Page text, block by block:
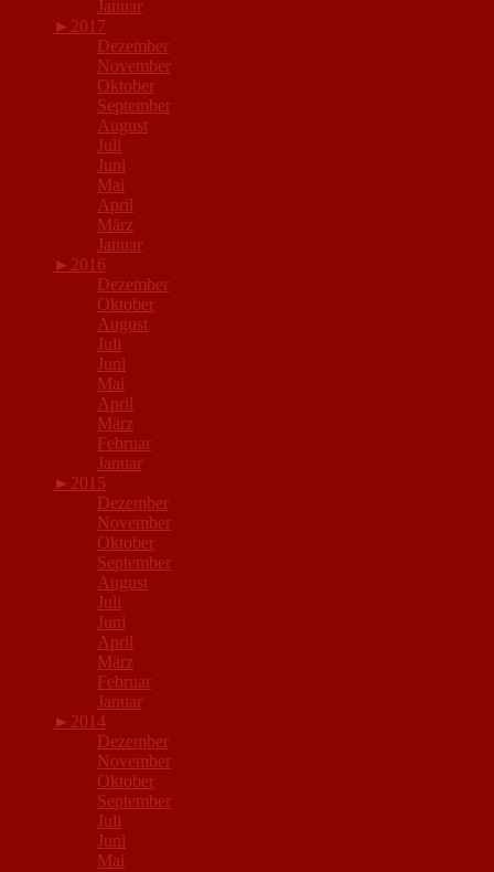
Januar
► 2017
Dezember
November
Oktober
September
August
Juli
Juni
Mai
April
März
Januar
► 2016
Dezember
Oktober
August
Juli
Juni
Mai
April
März
Februar
Januar
► 2015
Dezember
November
Oktober
September
August
Juli
Juni
April
März
Februar
Januar
► 2014
Dezember
November
Oktober
September
Juli
Juni
Mai